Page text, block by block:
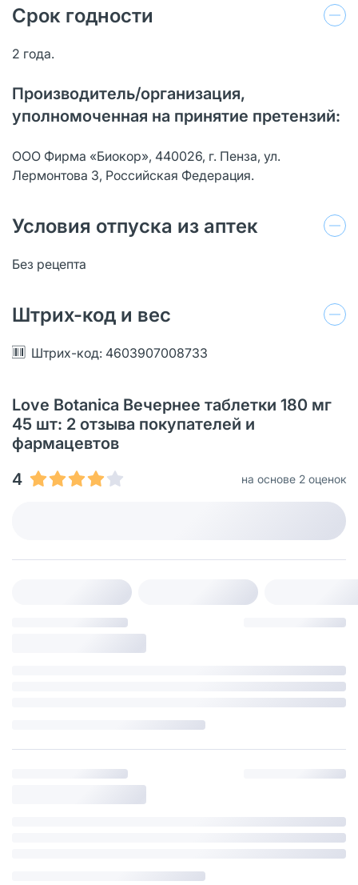
Срок годности
2 года.
Производитель/организация,
уполномоченная на принятие претензий:
ООО Фирма «Биокор», 440026, г. Пенза, ул.
Лермонтова 3, Российская Федерация.
Условия отпуска из аптек
Без рецепта
Штрих-код и вес
Штрих-код: 4603907008733
Love Botanica Вечернее таблетки 180 мг
45 шт: 2 отзыва покупателей и
фармацевтов
4
на основе 2 оценок